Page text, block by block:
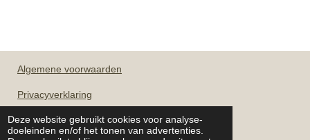
Deze website gebruikt cookies voor analyse-
doeleinden en/of het tonen van advertenties.
Algemene voorwaarden
Privacyverklaring